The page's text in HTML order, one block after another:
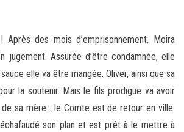
Après des mois d’emprisonnement, Moira
jugement. Assurée d’être condamnée, elle
elle va être mangée. Oliver, ainsi que sa
la soutenir. Mais le fils prodigue va avoir
sa mère : le Comte est de retour en ville.
son plan et est prêt à le mettre à